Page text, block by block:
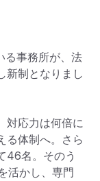
る事務所が、法
新制となりまし
対応力は何倍に
る体制へ。さら
46名。そのう
活かし、専門